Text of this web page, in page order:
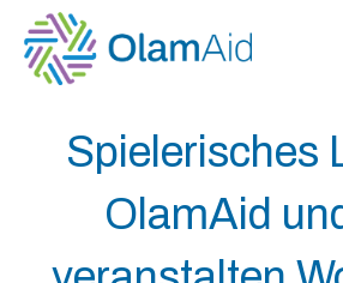
Spielerisches
OlamAid